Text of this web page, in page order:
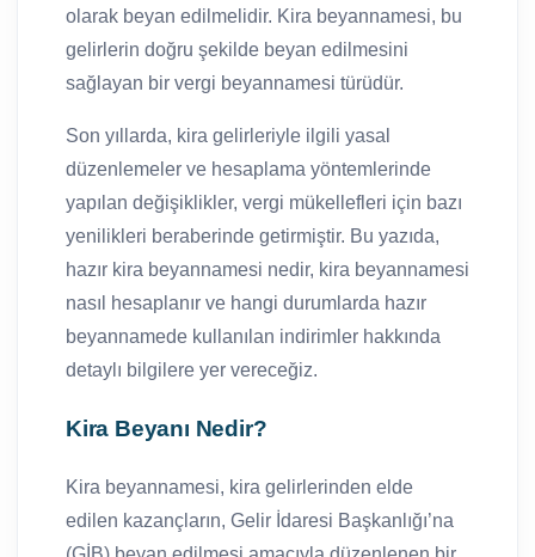
olarak beyan edilmelidir. Kira beyannamesi, bu
gelirlerin doğru şekilde beyan edilmesini
sağlayan bir vergi beyannamesi türüdür.
Son yıllarda, kira gelirleriyle ilgili yasal
düzenlemeler ve hesaplama yöntemlerinde
yapılan değişiklikler, vergi mükellefleri için bazı
yenilikleri beraberinde getirmiştir. Bu yazıda,
hazır kira beyannamesi nedir, kira beyannamesi
nasıl hesaplanır ve hangi durumlarda hazır
beyannamede kullanılan indirimler hakkında
detaylı bilgilere yer vereceğiz.
Kira Beyanı Nedir?
Kira beyannamesi, kira gelirlerinden elde
edilen kazançların, Gelir İdaresi Başkanlığı’na